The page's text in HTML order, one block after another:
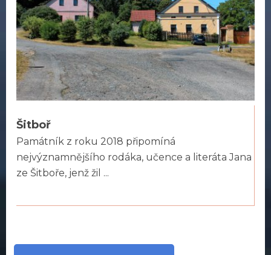
Šitboř
Památník z roku 2018 připomíná
nejvýznamnějšího rodáka, učence a literáta Jana
ze Šitboře, jenž žil ...